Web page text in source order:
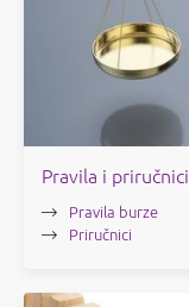
Pravila i priručnici
Pravila burze
Priručnici